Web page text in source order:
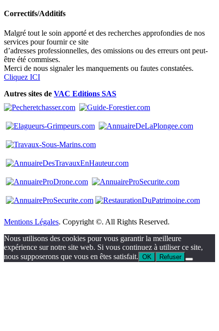
Correctifs/Additifs
Malgré tout le soin apporté et des recherches approfondies de nos
services pour fournir ce site
d’adresses professionnelles, des omissions ou des erreurs ont peut-
être été commises.
Merci de nous signaler les manquements ou fautes constatées.
Cliquez ICI
Autres sites de VAC Editions SAS
Mentions Légales. Copyright ©. All Rights Reserved.
Nous utilisons des cookies pour vous garantir la meilleure
expérience sur notre site web. Si vous continuez à utiliser ce site,
nous supposerons que vous en êtes satisfait. OK Refuser